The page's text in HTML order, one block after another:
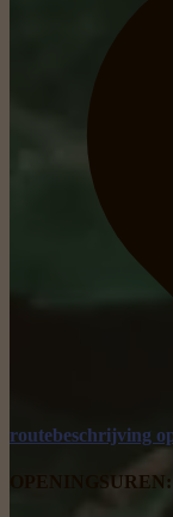
routebeschrijving
OPENINGSUREN: